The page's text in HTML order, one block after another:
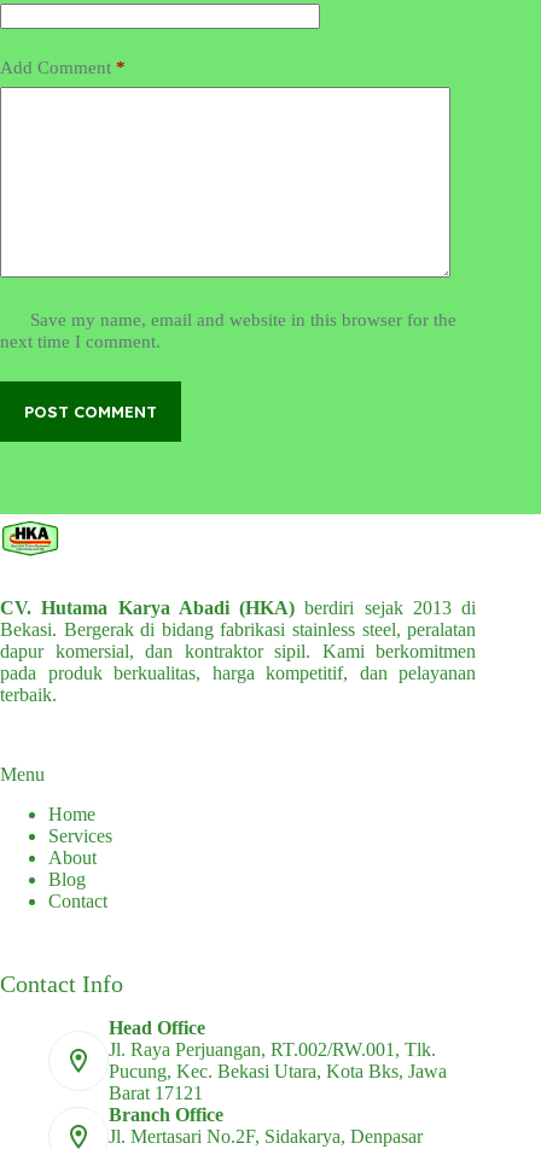
Add Comment *
Save my name, email and website in this browser for the
next time I comment.
POST COMMENT
CV. Hutama Karya Abadi (HKA) berdiri sejak 2013 di
Bekasi. Bergerak di bidang fabrikasi stainless steel, peralatan
dapur komersial, dan kontraktor sipil. Kami berkomitmen
pada produk berkualitas, harga kompetitif, dan pelayanan
terbaik.
Menu
Home
Services
About
Blog
Contact
Contact Info
Head Office
Jl. Raya Perjuangan, RT.002/RW.001, Tlk.
Pucung, Kec. Bekasi Utara, Kota Bks, Jawa
Barat 17121
Branch Office
Jl. Mertasari No.2F, Sidakarya, Denpasar